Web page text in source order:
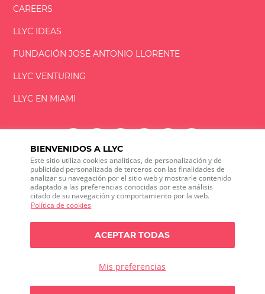
BIENVENIDOS A LLYC
Este sitio utiliza cookies analíticas, de personalización y de
publicidad personalizada de terceros con las finalidades de
analizar su navegación por el sitio web y mostrarle contenido
adaptado a las preferencias conocidas por este análisis
citado de su navegación y comportamiento por la web.
Política de cookies
Mis preferencias
ACEPTAR TODAS
CAREERS
LLYC IDEAS
FUNDACIÓNJOSÉ ANTONIO LLORENTE
LLYC VENTURING
LLYC EN MIAMI
LLYC © 2026 Todos los derechos reservados
ES EN PT BR
600 Brickell Avenue, Suite 2125 Miami, Florida 33131
Política de cookies
Política de privacidad sobre Social media listening
Política de seguridad de la información